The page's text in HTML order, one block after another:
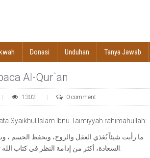
Donasi Unduhan Tanya Jawab
Al-Qur`an
1302 0 comment
Syaikhul Islam Ibnu Taimiyyah rahimahullah:
ما رأيت شيئاً يُغذي العقل والروح، ويحفظ الجسم ،